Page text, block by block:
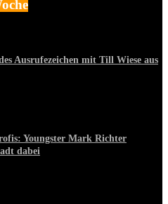
Ausrufezeichen mit Till Wiese aus
Youngster Mark Richter
dabei